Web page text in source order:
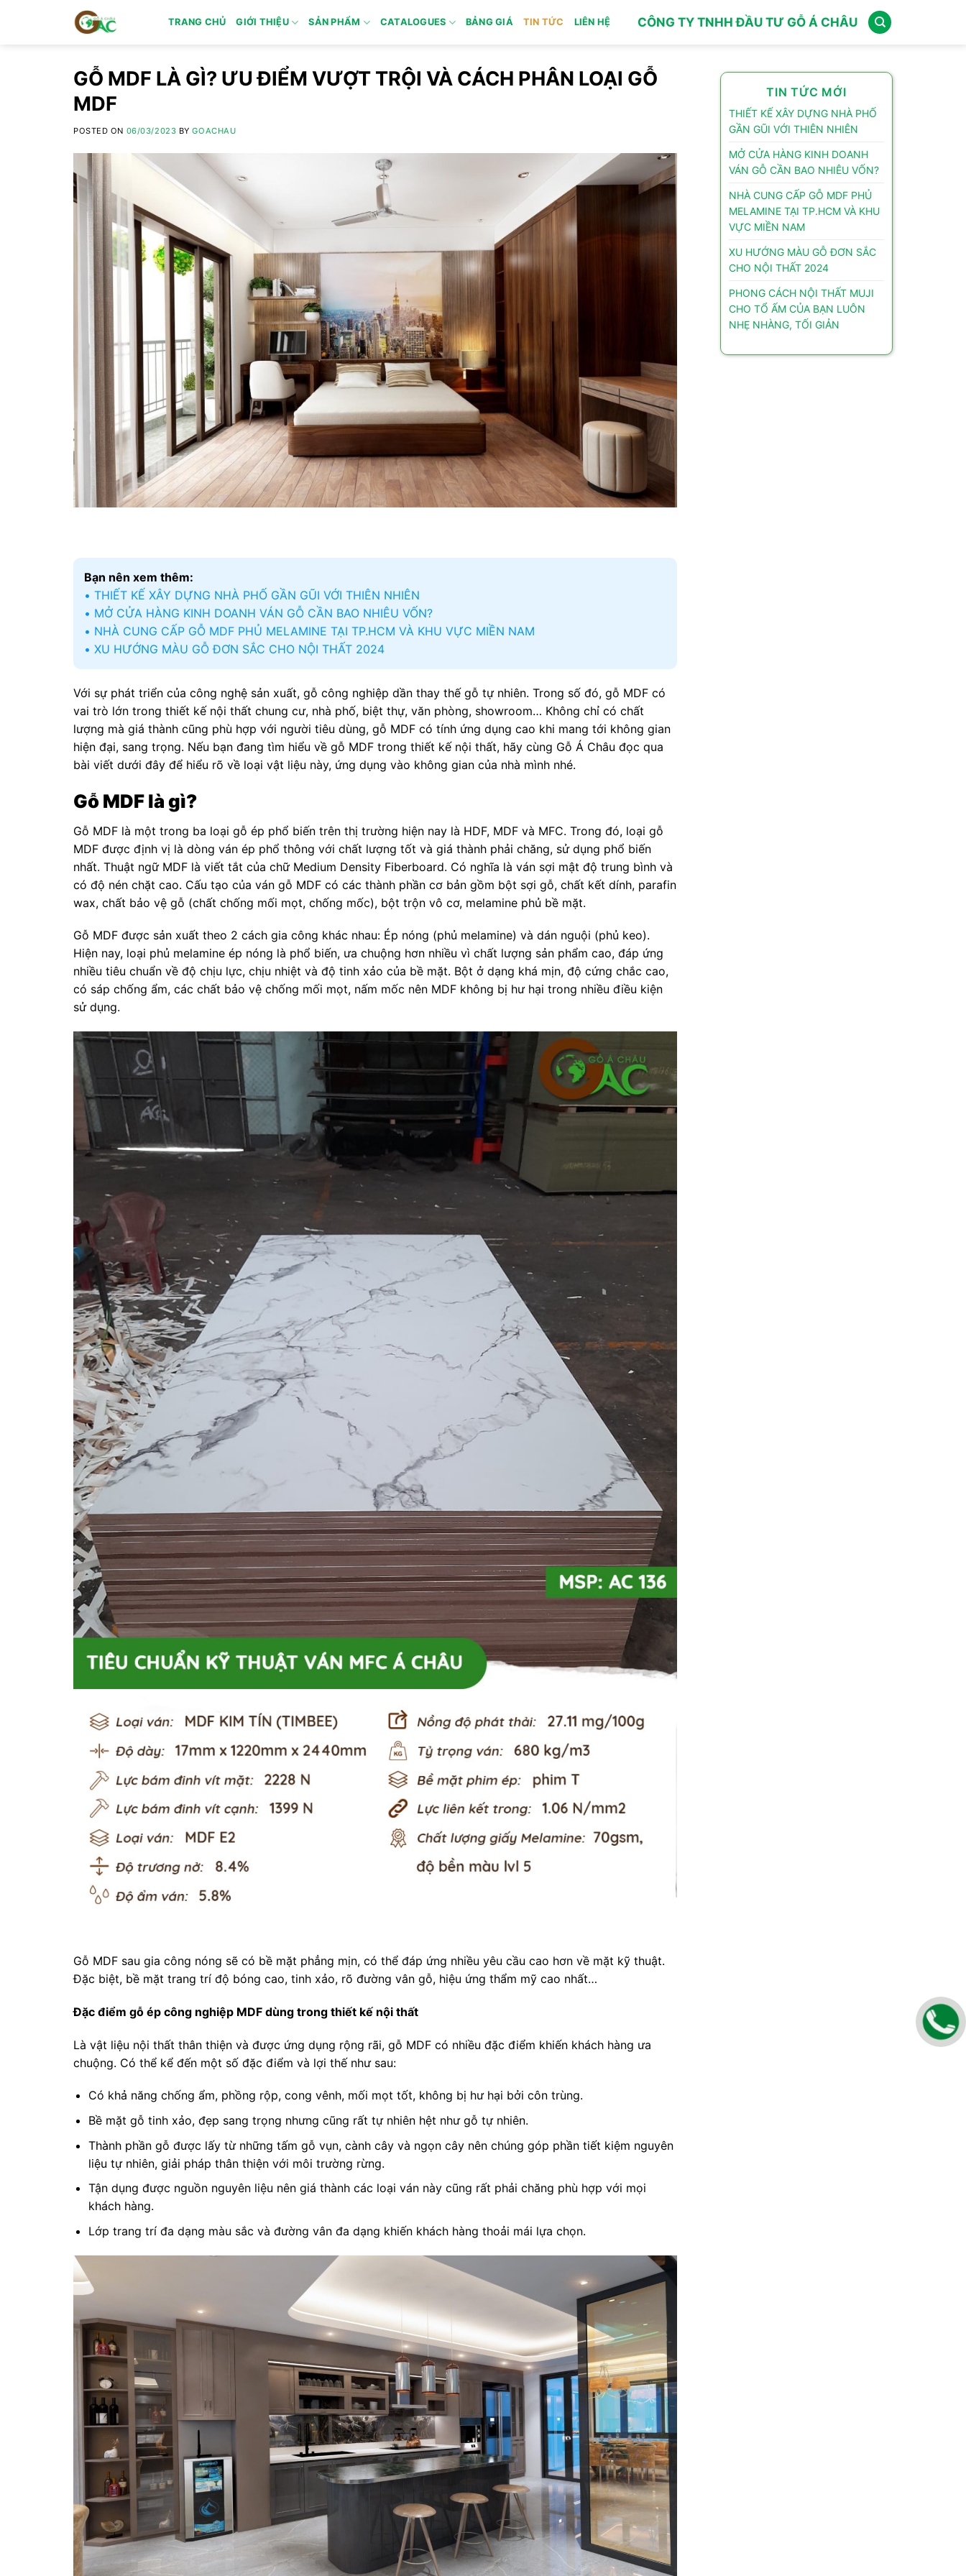
TRANG CHỦ GIỚI THIỆU SẢN PHẨM CATALOGUES BẢNG GIÁ TIN TỨC LIÊN HỆ CÔNG TY TNHH ĐẦU TƯ GỖ Á CHÂU
GỖ MDF LÀ GÌ? ƯU ĐIỂM VƯỢT TRỘI VÀ CÁCH PHÂN LOẠI GỖ
MDF
POSTED ON 06/03/2023 BYGOACHAU
Bạn nên xem thêm:
THIẾT KẾ XÂY DỰNG NHÀ PHỐ GẦN GŨI VỚI THIÊN NHIÊN
MỞ CỬA HÀNG KINH DOANH VÁN GỖ CẦN BAO NHIÊU VỐN?
NHÀ CUNG CẤP GỖ MDF PHỦ MELAMINE TẠI TP.HCM VÀ KHU VỰC MIỀN NAM
XU HƯỚNG MÀU GỖ ĐƠN SẮC CHO NỘI THẤT 2024
Với sự phát triển của công nghệ sản xuất, gỗ công nghiệp dần thay thế gỗ tự nhiên. Trong số đó, gỗ MDF có
vai trò lớn trong thiết kế nội thất chung cư, nhà phố, biệt thự, văn phòng, showroom… Không chỉ có chất
lượng mà giá thành cũng phù hợp với người tiêu dùng, gỗ MDF có tính ứng dụng cao khi mang tới không gian
hiện đại, sang trọng. Nếu bạn đang tìm hiểu về gỗ MDF trong thiết kế nội thất, hãy cùng Gỗ Á Châu đọc qua
bài viết dưới đây để hiểu rõ về loại vật liệu này, ứng dụng vào không gian của nhà mình nhé.
Gỗ MDF là gì?
Gỗ MDF là một trong ba loại gỗ ép phổ biến trên thị trường hiện nay là HDF, MDF và MFC. Trong đó, loại gỗ
MDF được định vị là dòng ván ép phổ thông với chất lượng tốt và giá thành phải chăng, sử dụng phổ biến
nhất. Thuật ngữ MDF là viết tắt của chữ Medium Density Fiberboard. Có nghĩa là ván sợi mật độ trung bình và
có độ nén chặt cao. Cấu tạo của ván gỗ MDF có các thành phần cơ bản gồm bột sợi gỗ, chất kết dính, parafin
wax, chất bảo vệ gỗ (chất chống mối mọt, chống mốc), bột trộn vô cơ, melamine phủ bề mặt.
Gỗ MDF được sản xuất theo 2 cách gia công khác nhau: Ép nóng (phủ melamine) và dán nguội (phủ keo).
Hiện nay, loại phủ melamine ép nóng là phổ biến, ưa chuộng hơn nhiều vì chất lượng sản phẩm cao, đáp ứng
nhiều tiêu chuẩn về độ chịu lực, chịu nhiệt và độ tinh xảo của bề mặt. Bột ở dạng khá mịn, độ cứng chắc cao,
có sáp chống ẩm, các chất bảo vệ chống mối mọt, nấm mốc nên MDF không bị hư hại trong nhiều điều kiện
sử dụng.
Gỗ MDF sau gia công nóng sẽ có bề mặt phẳng mịn, có thể đáp ứng nhiều yêu cầu cao hơn về mặt kỹ thuật.
Đặc biệt, bề mặt trang trí độ bóng cao, tinh xảo, rõ đường vân gỗ, hiệu ứng thẩm mỹ cao nhất…
Đặc điểm gỗ ép công nghiệp MDF dùng trong thiết kế nội thất
Là vật liệu nội thất thân thiện và được ứng dụng rộng rãi, gỗ MDF có nhiều đặc điểm khiến khách hàng ưa
chuộng. Có thể kể đến một số đặc điểm và lợi thế như sau:
Có khả năng chống ẩm, phồng rộp, cong vênh, mối mọt tốt, không bị hư hại bởi côn trùng.
Bề mặt gỗ tinh xảo, đẹp sang trọng nhưng cũng rất tự nhiên hệt như gỗ tự nhiên.
Thành phần gỗ được lấy từ những tấm gỗ vụn, cành cây và ngọn cây nên chúng góp phần tiết kiệm nguyên
liệu tự nhiên, giải pháp thân thiện với môi trường rừng.
Tận dụng được nguồn nguyên liệu nên giá thành các loại ván này cũng rất phải chăng phù hợp với mọi
khách hàng.
Lớp trang trí đa dạng màu sắc và đường vân đa dạng khiến khách hàng thoải mái lựa chọn.
TIN TỨC MỚI
THIẾT KẾ XÂY DỰNG NHÀ PHỐ
GẦN GŨI VỚI THIÊN NHIÊN
MỞ CỬA HÀNG KINH DOANH
VÁN GỖ CẦN BAO NHIÊU VỐN?
NHÀ CUNG CẤP GỖ MDF PHỦ
MELAMINE TẠI TP.HCM VÀ KHU
VỰC MIỀN NAM
XU HƯỚNG MÀU GỖ ĐƠN SẮC
CHO NỘI THẤT 2024
PHONG CÁCH NỘI THẤT MUJI
CHO TỔ ẤM CỦA BẠN LUÔN
NHẸ NHÀNG, TỐI GIẢN